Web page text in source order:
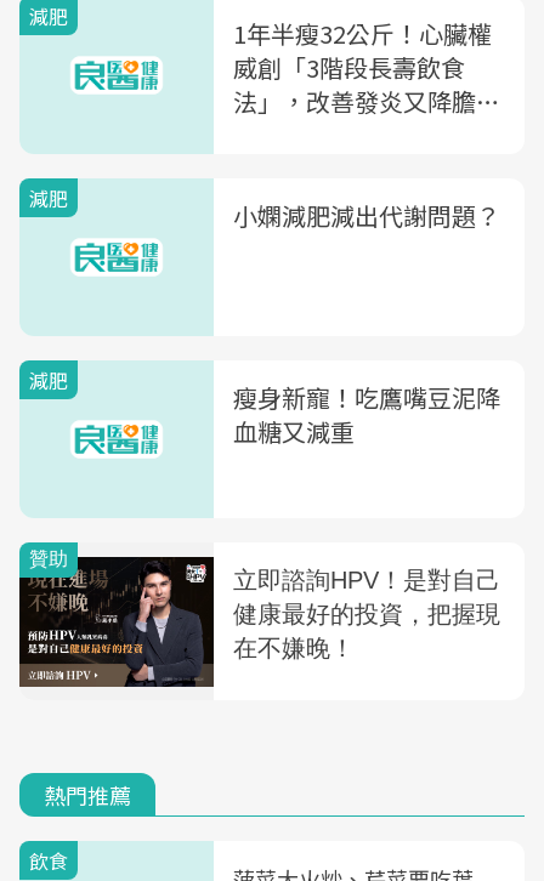
減肥
1年半瘦32公斤！心臟權
威創「3階段長壽飲食
法」，改善發炎又降膽固
減肥 小嫻減肥減出代謝問題？
減肥
瘦身新寵！吃鷹嘴豆泥降
血糖又減重
熱門推薦
飲食